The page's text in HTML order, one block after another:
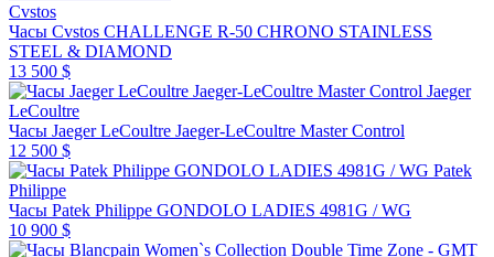
Cvstos
Часы Cvstos CHALLENGE R-50 CHRONO STAINLESS
STEEL & DIAMOND
13 500 $
Jaeger
LeCoultre
Часы Jaeger LeCoultre Jaeger-LeCoultre Master Control
12 500 $
Patek
Philippe
Часы Patek Philippe GONDOLO LADIES 4981G / WG
10 900 $